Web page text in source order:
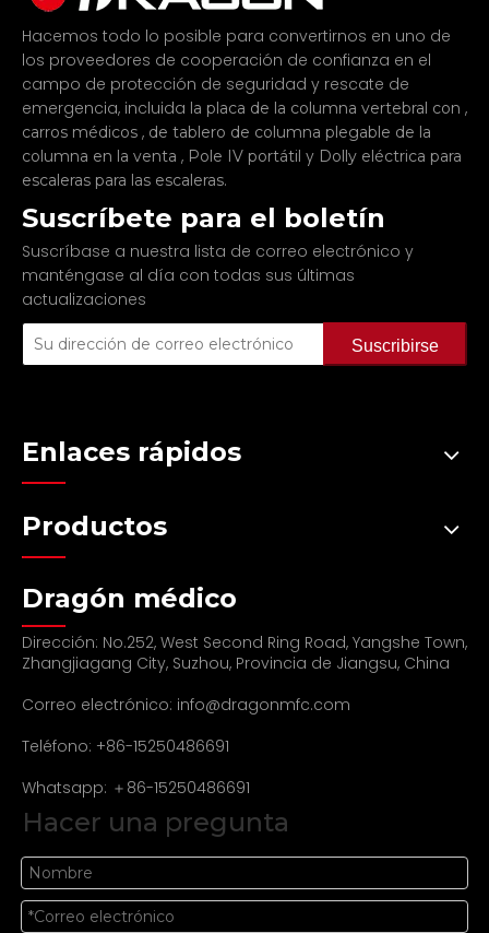
Hacemos todo lo posible para convertirnos en uno de
los proveedores de cooperación de confianza en el
campo de protección de seguridad y rescate de
emergencia, incluida la placa de la columna vertebral con ,
carros médicos , de tablero de columna plegable de la
columna en la venta , Pole IV portátil y Dolly eléctrica para
escaleras para las escaleras.
Suscríbete para el boletín
Suscríbase a nuestra lista de correo electrónico y
manténgase al día con todas sus últimas
actualizaciones
Suscribirse
Enlaces rápidos
Productos
Dragón médico
Dirección: No.252, West Second Ring Road, Yangshe Town,
Zhangjiagang City, Suzhou, Provincia de Jiangsu, China
Correo electrónico: info@dragonmfc.com
Teléfono: +86-15250486691
Whatsapp: ＋86-15250486691
Hacer una pregunta